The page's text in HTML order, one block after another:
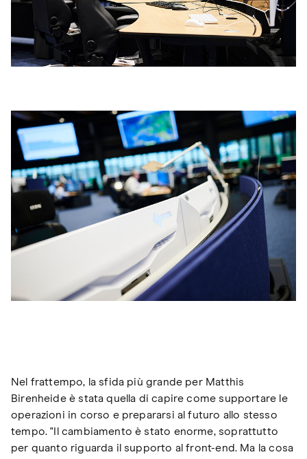
Nel frattempo, la sfida più grande per Matthis
Birenheide è stata quella di capire come supportare le
operazioni in corso e prepararsi al futuro allo stesso
tempo. "Il cambiamento è stato enorme, soprattutto
per quanto riguarda il supporto al front-end. Ma la cosa